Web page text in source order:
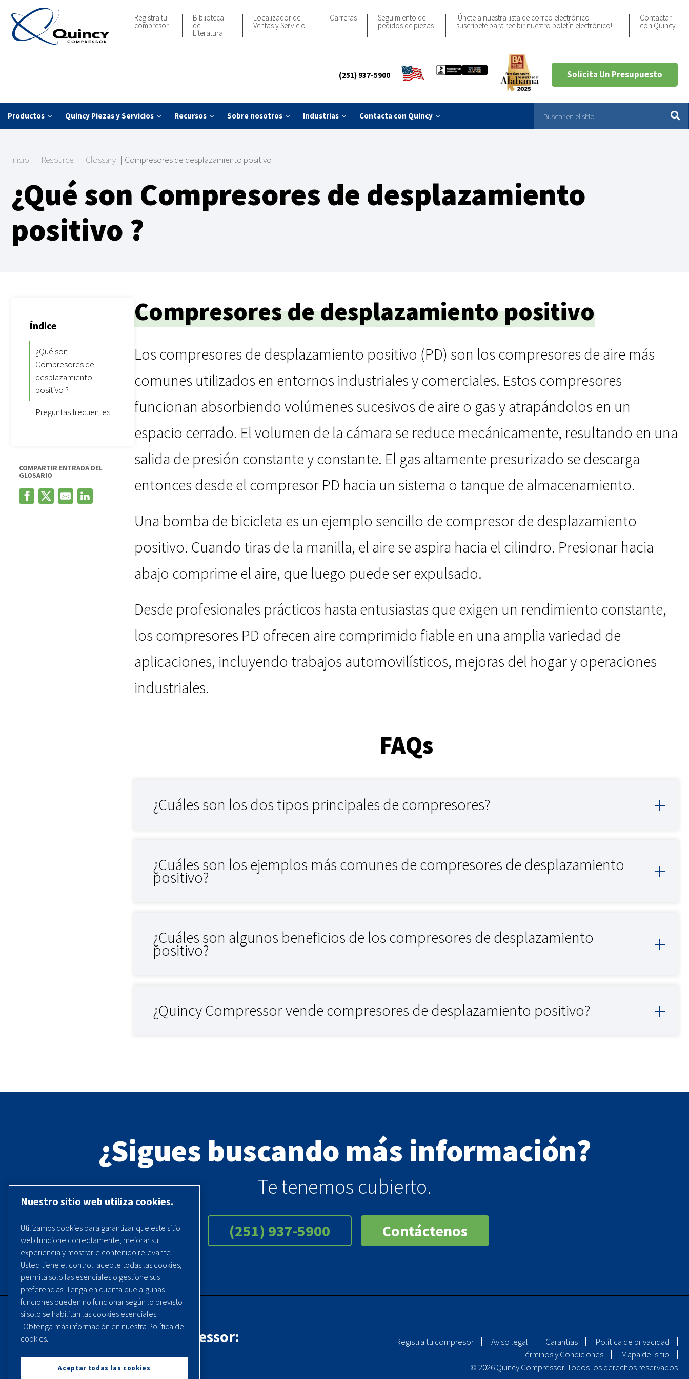
Registra tu
compresor
Biblioteca
de
Literatura
Localizador de
Ventas y Servicio
Carreras Seguimiento de
pedidos de piezas
¡Únete a nuestra lista de correo electrónico —
suscríbete para recibir nuestro boletín electrónico!
Contactar
con Quincy
(251) 937-5900 Solicita Un Presupuesto
Productos Quincy Piezas y Servicios Recursos Sobre nosotros Industrias Contacta con Quincy
Inicio | Resource | Glossary | Compresores de desplazamiento positivo
¿Qué son Compresores de desplazamiento
positivo ?
Índice
¿Qué son
Compresores de
desplazamiento
positivo ?
Preguntas frecuentes
COMPARTIR ENTRADA DEL
GLOSARIO
Compresores de desplazamiento positivo
Los compresores de desplazamiento positivo (PD) son los compresores de aire más
comunes utilizados en entornos industriales y comerciales. Estos compresores
funcionan absorbiendo volúmenes sucesivos de aire o gas y atrapándolos en un
espacio cerrado. El volumen de la cámara se reduce mecánicamente, resultando en una
salida de presión constante y constante. El gas altamente presurizado se descarga
entonces desde el compresor PD hacia un sistema o tanque de almacenamiento.
Una bomba de bicicleta es un ejemplo sencillo de compresor de desplazamiento
positivo. Cuando tiras de la manilla, el aire se aspira hacia el cilindro. Presionar hacia
abajo comprime el aire, que luego puede ser expulsado.
Desde profesionales prácticos hasta entusiastas que exigen un rendimiento constante,
los compresores PD ofrecen aire comprimido fiable en una amplia variedad de
aplicaciones, incluyendo trabajos automovilísticos, mejoras del hogar y operaciones
industriales.
FAQs
¿Cuáles son los dos tipos principales de compresores?
¿Cuáles son los ejemplos más comunes de compresores de desplazamiento
positivo?
¿Cuáles son algunos beneficios de los compresores de desplazamiento
positivo?
¿Quincy Compressor vende compresores de desplazamiento positivo?
¿Sigues buscando más información?
Te tenemos cubierto.
(251) 937-5900 Contáctenos
Contacta con Quincy Compressor:
(251) 937-5900
Registra tu compresor Aviso legal Garantías
Política de privacidad
Términos y Condiciones
Mapa del sitio
© 2026 Quincy Compressor. Todos los derechos reservados
Nuestro sitio web utiliza cookies.
Utilizamos cookies para garantizar que este sitio
web funcione correctamente, mejorar su
experiencia y mostrarle contenido relevante.
Usted tiene el control: acepte todas las cookies,
permita solo las esenciales o gestione sus
preferencias. Tenga en cuenta que algunas
funciones pueden no funcionar según lo previsto
si solo se habilitan las cookies esenciales.
Obtenga más información en nuestra Política de
cookies.
Aceptar todas las cookies